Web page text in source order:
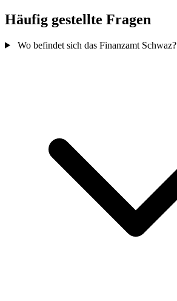
Häufig gestellte Fragen
Wo befindet sich das Finanzamt Schwaz?